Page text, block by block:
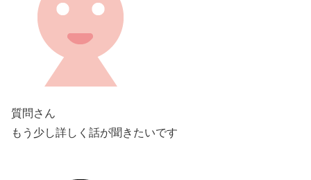
質問さん
もう少し詳しく話が聞きたいです